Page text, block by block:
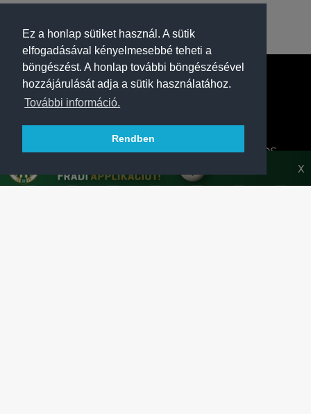
Ez a honlap sütiket használ. A sütik
elfogadásával kényelmesebbé teheti a
böngészést. A honlap további böngészésével
hozzájárulását adja a sütik használatához.
További információ.
Rendben
A FERENCVÁROSI TORNA CLUB HIVATALOS
X